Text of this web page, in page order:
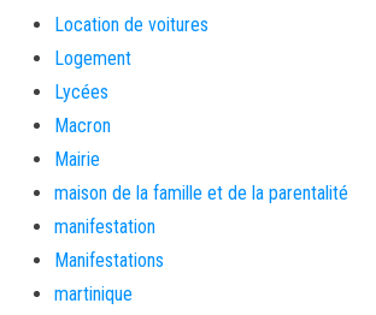
Location de voitures
Logement
Lycées
Macron
Mairie
maison de la famille et de la parentalité
manifestation
Manifestations
martinique